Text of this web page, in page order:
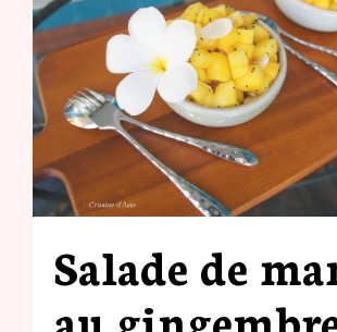
Salade de